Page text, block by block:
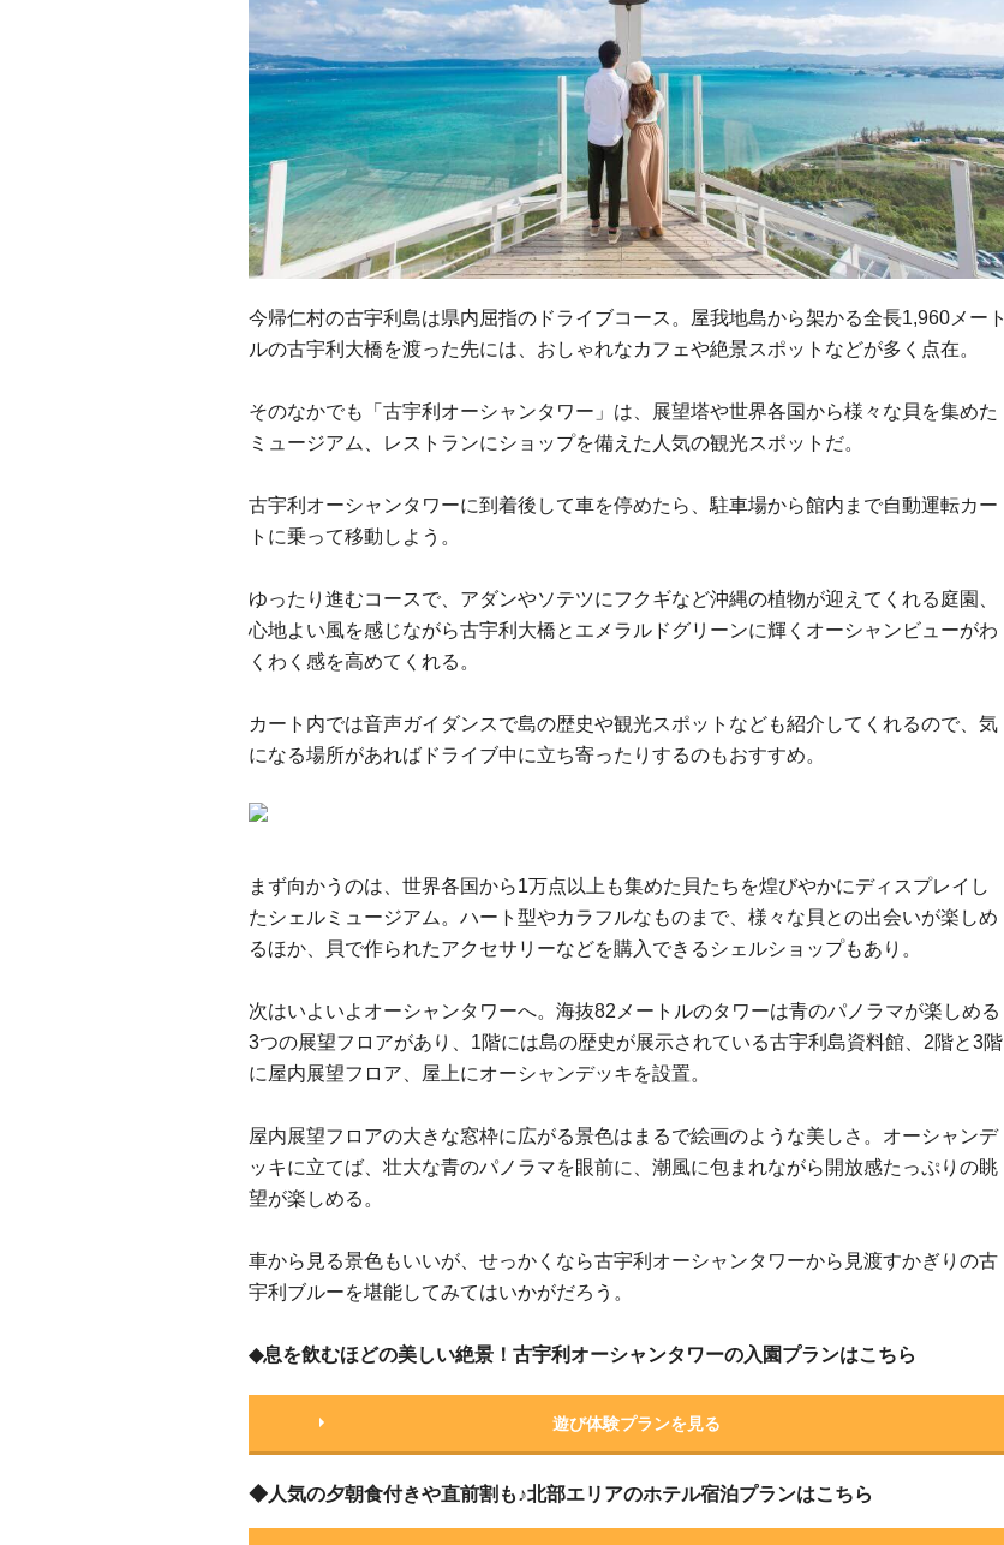
今帰仁村の古宇利島は県内屈指のドライブコース。屋我地島から架かる全長1,960メート
ルの古宇利大橋を渡った先には、おしゃれなカフェや絶景スポットなどが多く点在。
そのなかでも「古宇利オーシャンタワー」は、展望塔や世界各国から様々な貝を集めた
ミュージアム、レストランにショップを備えた人気の観光スポットだ。
古宇利オーシャンタワーに到着後して車を停めたら、駐車場から館内まで自動運転カー
トに乗って移動しよう。
ゆったり進むコースで、アダンやソテツにフクギなど沖縄の植物が迎えてくれる庭園、
心地よい風を感じながら古宇利大橋とエメラルドグリーンに輝くオーシャンビューがわ
くわく感を高めてくれる。
カート内では音声ガイダンスで島の歴史や観光スポットなども紹介してくれるので、気
になる場所があればドライブ中に立ち寄ったりするのもおすすめ。
まず向かうのは、世界各国から1万点以上も集めた貝たちを煌びやかにディスプレイし
たシェルミュージアム。ハート型やカラフルなものまで、様々な貝との出会いが楽しめ
るほか、貝で作られたアクセサリーなどを購入できるシェルショップもあり。
次はいよいよオーシャンタワーへ。海抜82メートルのタワーは青のパノラマが楽しめる
3つの展望フロアがあり、1階には島の歴史が展示されている古宇利島資料館、2階と3階
に屋内展望フロア、屋上にオーシャンデッキを設置。
屋内展望フロアの大きな窓枠に広がる景色はまるで絵画のような美しさ。オーシャンデ
ッキに立てば、壮大な青のパノラマを眼前に、潮風に包まれながら開放感たっぷりの眺
望が楽しめる。
車から見る景色もいいが、せっかくなら古宇利オーシャンタワーから見渡すかぎりの古
宇利ブルーを堪能してみてはいかがだろう。
◆息を飲むほどの美しい絶景！古宇利オーシャンタワーの入園プランはこちら
遊び体験プランを見る
◆人気の夕朝食付きや直前割も♪北部エリアのホテル宿泊プランはこちら